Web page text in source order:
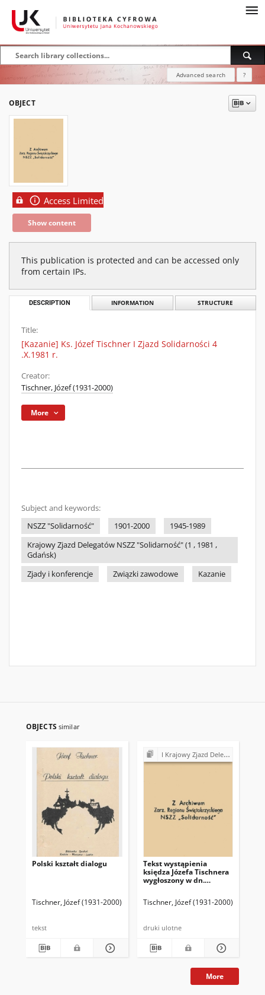
Advanced search ?
OBJECT
Access Limited
Show content
This publication is protected and can be accessed only
from certain IPs.
DESCRIPTION INFORMATION STRUCTURE
Title:
[Kazanie] Ks. Józef Tischner I Zjazd Solidarności 4
.X.1981 r.
Creator:
Tischner, Józef (1931-2000)
More
Subject and keywords:
NSZZ "Solidarność"
1901-2000
1945-1989
Krajowy Zjazd Delegatów NSZZ "Solidarność" (1 , 1981 ,
Gdańsk)
Zjady i konferencje
Związki zawodowe Kazanie
OBJECTS similar
Polski kształt dialogu
Tischner, Józef (1931-2000)
tekst
I Krajowy Zjazd Delegatów NSZZ "Solidarność" (1981)
Tekst wystąpienia
księdza Józefa Tischnera
wygłoszony w dn.
Tischner, Józef (1931-2000)
druki ulotne
More